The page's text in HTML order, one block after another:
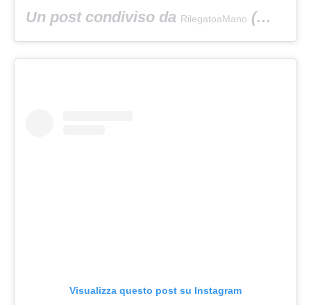
Un post condiviso da RilegatoaMano (@rilegatoamano) in data:
Visualizza questo post su Instagram